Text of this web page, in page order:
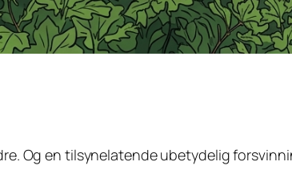
Og en tilsynelatende ubetydelig